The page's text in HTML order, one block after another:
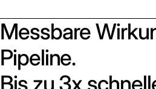
Messbare
Pipeline.
Bis zu 3x